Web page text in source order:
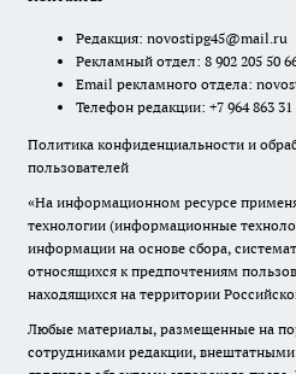
Редакция: novostipg45@mail.ru
Рекламный отдел: 8 902 205 50
Email рекламного отдела:
Телефон редакции: +7 964 863 31
Политика конфиденциальности и
пользователей
«На информационном ресурсе
технологии (информационные
информации на основе сбора,
относящихся к предпочтениям
находящихся на территории
Любые материалы, размещенные на
сотрудниками редакции,